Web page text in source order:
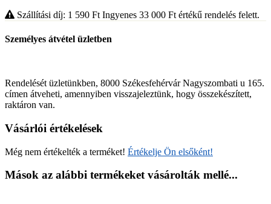
Szállítási díj: 1 590 Ft Ingyenes 33 000 Ft értékű rendelés felett.
Személyes átvétel üzletben
Rendelését üzletünkben, 8000 Székesfehérvár Nagyszombati u 165.
címen átveheti, amennyiben visszajeleztünk, hogy összekészített,
raktáron van.
Vásárlói értékelések
Még nem értékelték a terméket! Értékelje Ön elsőként!
Mások az alábbi termékeket vásárolták mellé...